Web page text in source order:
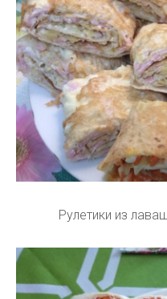
Рулетики из